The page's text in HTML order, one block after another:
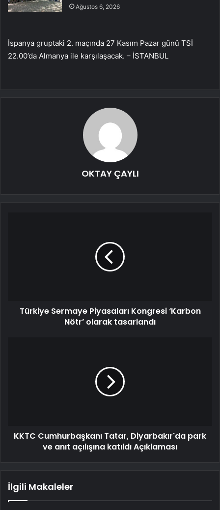
Ağustos 6, 2026
İspanya gruptaki 2. maçında 27 Kasım Pazar günü TSİ
22.00’da Almanya ile karşılaşacak. – İSTANBUL
OKTAY ÇAYLI
Türkiye Sermaye Piyasaları Kongresi ‘Karbon
Nötr’ olarak tasarlandı
KKTC Cumhurbaşkanı Tatar, Diyarbakır'da park
ve anıt açılışına katıldı Açıklaması
İlgili Makaleler